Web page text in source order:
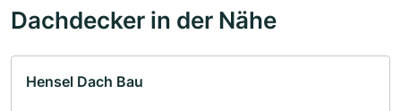
Dachdecker in der Nähe
Hensel Dach Bau